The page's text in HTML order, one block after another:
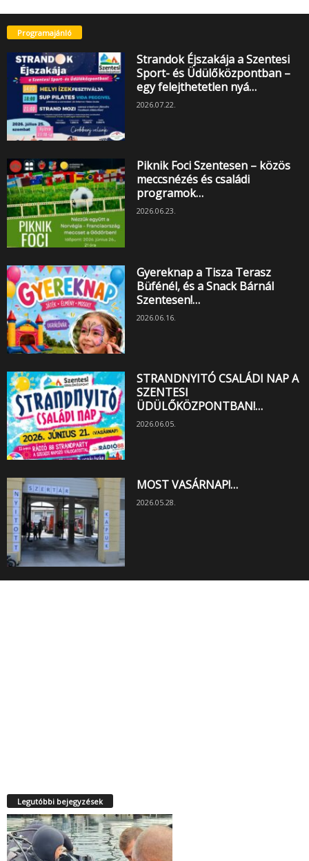
Programajánló
Strandok Éjszakája a Szentesi
Sport- és Üdülőközpontban –
egy felejthetetlen nyá…
2026.07.22.
Piknik Foci Szentesen – közös
meccsnézés és családi
programok…
2026.06.23.
Gyereknap a Tisza Terasz
Büfénél, és a Snack Bárnál
Szentesen!…
2026.06.16.
STRANDNYITÓ CSALÁDI NAP A
SZENTESI
ÜDÜLŐKÖZPONTBAN!…
2026.06.05.
MOST VASÁRNAP!…
2026.05.28.
Legutóbbi bejegyzések